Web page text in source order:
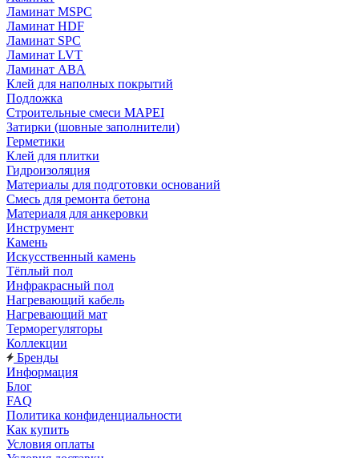
Ламинат MSPC
Ламинат HDF
Ламинат SPC
Ламинат LVT
Ламинат ABA
Клей для наполных покрытий
Подложка
Строительные смеси MAPEI
Затирки (шовные заполнители)
Герметики
Клей для плитки
Гидроизоляция
Материалы для подготовки оснований
Смесь для ремонта бетона
Материаля для анкеровки
Инструмент
Камень
Искусственный камень
Тёплый пол
Инфракрасный пол
Нагревающий кабель
Нагревающий мат
Терморегуляторы
Коллекции
Бренды
Информация
Блог
FAQ
Политика конфиденциальности
Как купить
Условия оплаты